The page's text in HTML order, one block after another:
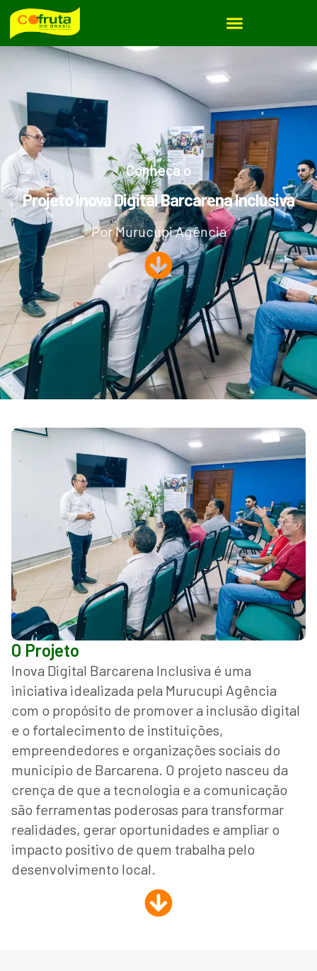
Projeto IDBI
Conheça o
Projeto Inova Digital Barcarena Inclusiva
Por Murucupi Agência
O Projeto
Inova Digital Barcarena Inclusiva é uma
iniciativa idealizada pela Murucupi Agência
com o propósito de promover a inclusão digital
e o fortalecimento de instituições,
empreendedores e organizações sociais do
município de Barcarena. O projeto nasceu da
crença de que a tecnologia e a comunicação
são ferramentas poderosas para transformar
realidades, gerar oportunidades e ampliar o
impacto positivo de quem trabalha pelo
desenvolvimento local.